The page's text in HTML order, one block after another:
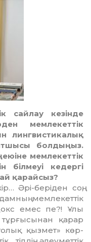
сай­лау кезінде
мемлекеттік
лингвистикалық
бол­дыңыз.
мемлекеттік
білмеуі кедергі
қарайсыз?
Әрі-беріден соң,
мемле­кет­тік
емес пе?! Ұлы
қарар
қызмет» көр­